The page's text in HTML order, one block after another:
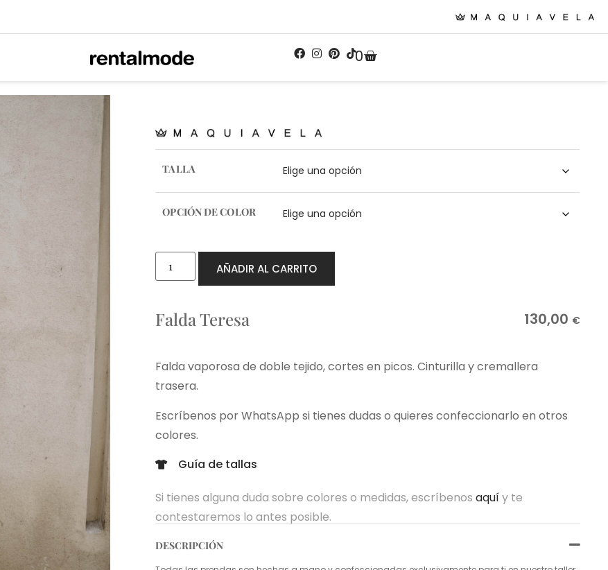
0
TALLA
OPCIÓN DE COLOR
AÑADIR AL CARRITO
Falda Teresa 130,00 €
Falda vaporosa de doble tejido, cortes en picos. Cinturilla y cremallera
trasera.
Escríbenos por WhatsApp si tienes dudas o quieres confeccionarlo en otros
colores.
Guía de tallas
Si tienes alguna duda sobre colores o medidas, escríbenosaquíy te
contestaremos lo antes posible.
DESCRIPCIÓN